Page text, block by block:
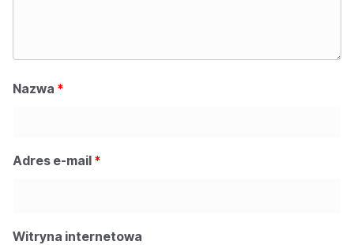
Nazwa *
Adres e-mail *
Witryna internetowa